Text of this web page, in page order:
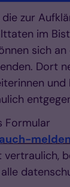
zur
im
sich
Dort
Formular
vertraulich,